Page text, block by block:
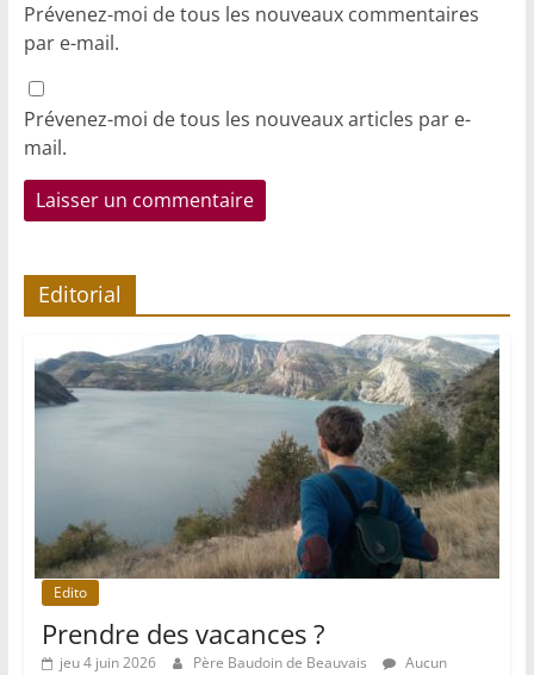
Prévenez-moi de tous les nouveaux commentaires
par e-mail.
Prévenez-moi de tous les nouveaux articles par e-
mail.
Editorial
Edito
Prendre des vacances ?
jeu 4 juin 2026 Père Baudoin de Beauvais
Aucun